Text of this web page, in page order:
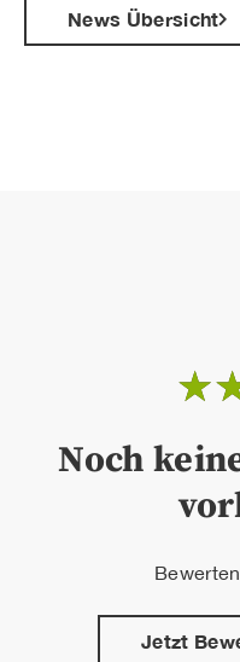
News Übersicht
☆
Noch
Jetzt